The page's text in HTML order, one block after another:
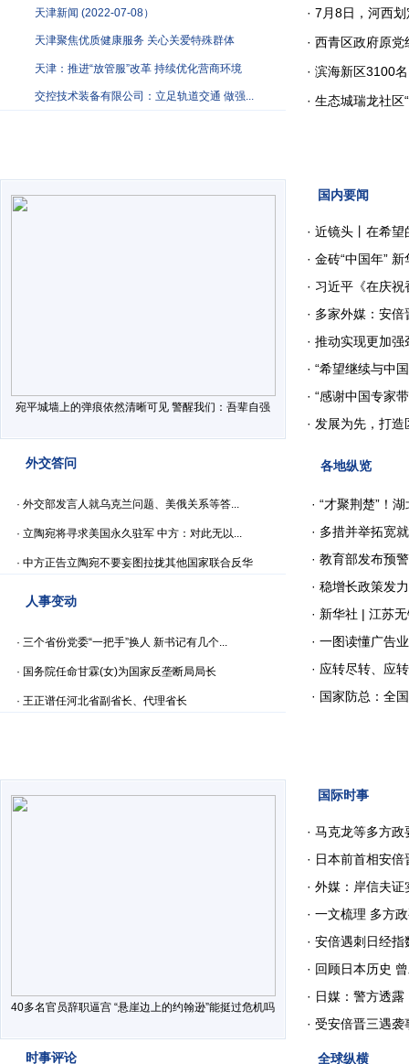
天津新闻 (2022-07-08）
天津聚焦优质健康服务 关心关爱特殊群体
天津：推进“放管服”改革 持续优化营商环境
交控技术装备有限公司：立足轨道交通 做强...
· 7月8日，河西
· 西青区政府原党
· 滨海新区3100
· 生态城瑞龙社区
宛平城墙上的弹痕依然清晰可见 警醒我们：吾辈自强
外交答问
· 外交部发言人就乌克兰问题、美俄关系等答...
· 立陶宛将寻求美国永久驻军 中方：对此无以...
· 中方正告立陶宛不要妄图拉拢其他国家联合反华
人事变动
· 三个省份党委“一把手”换人 新书记有几个...
· 国务院任命甘霖(女)为国家反垄断局局长
· 王正谱任河北省副省长、代理省长
国内要闻
· 近镜头丨在希望
· 金砖“中国年”
· 习近平《在庆
· 多家外媒：安倍
· 推动实现更加强
· “希望继续与中
· “感谢中国专家
· 发展为先，打造
各地纵览
· “才聚荆楚”！
· 多措并举拓宽
· 教育部发布预
· 稳增长政策发
· 新华社 | 江苏
· 一图读懂广告
· 应转尽转、应
· 国家防总：全
40多名官员辞职逼宫 “悬崖边上的约翰逊”能挺过危机吗
时事评论
国际时事
· 马克龙等多方政
· 日本前首相安
· 外媒：岸信夫证
· 一文梳理 多方
· 安倍遇刺日经指
· 回顾日本历史
· 日媒：警方透
· 受安倍晋三遇袭
全球纵横